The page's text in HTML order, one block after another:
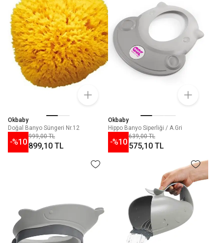
Okbaby
Doğal Banyo Süngeri Nr.12
-%10
999,00 TL
899,10 TL
Okbaby
Hippo Banyo Siperliği / A.Gri
-%10
639,00 TL
575,10 TL